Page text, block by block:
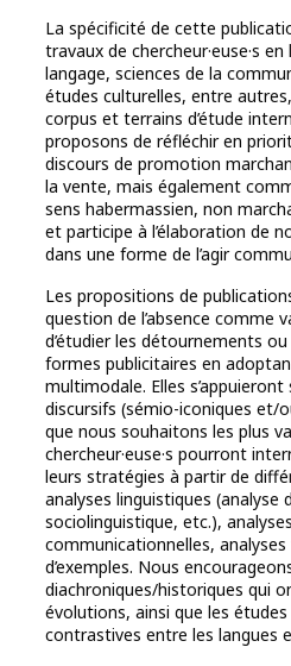
La spécificité de cette
travaux de chercheur·euse·s
langage, sciences de la
études culturelles, entre
corpus et terrains d’étude
proposons de réfléchir en
discours de promotion
la vente, mais également
sens habermassien, non
et participe à l’élaboration de
dans une forme de l’agir
Les propositions de
question de l’absence comme
d’étudier les détournements
formes publicitaires en
multimodale. Elles
discursifs (sémio-iconiques et/
que nous souhaitons les plus
chercheur·euse·s pourront
leurs stratégies à partir de
analyses linguistiques (analyse
sociolinguistique, etc.),
communicationnelles,
d’exemples. Nous
diachroniques/historiques qui
évolutions, ainsi que les
contrastives entre les langues